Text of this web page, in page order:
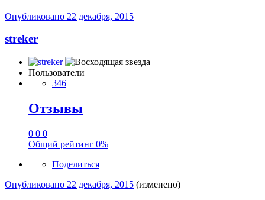
Опубликовано 22 декабря, 2015
streker
Пользователи
346
Отзывы
0 0 0
Общий рейтинг 0%
Поделиться
Опубликовано 22 декабря, 2015 (изменено)